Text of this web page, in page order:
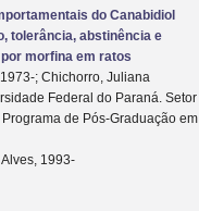
do Canabidiol
tolerância, abstinência e
morfina em ratos
; Chichorro, Juliana
Federal do Paraná. Setor
de Pós-Graduação em
1993-